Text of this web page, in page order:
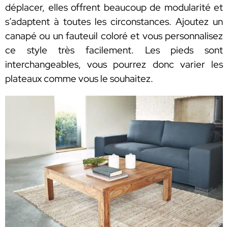
déplacer, elles offrent beaucoup de modularité et
s’adaptent à toutes les circonstances. Ajoutez un
canapé ou un fauteuil coloré et vous personnalisez
ce style très facilement. Les pieds sont
interchangeables, vous pourrez donc varier les
plateaux comme vous le souhaitez.